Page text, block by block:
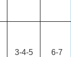
3-4-5 6-7